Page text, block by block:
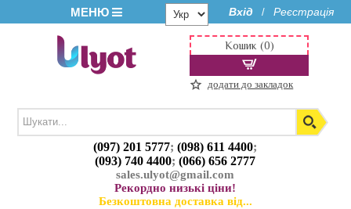
МЕНЮ Вхід / Реєстрація
(097) 201 5777;(098) 611 4400;
(093) 740 4400;(066) 656 2777
sales.ulyot@gmail.com
Рекордно низькі ціни!
Безкоштовна доставка від...
Кошик (0)
додати до закладок